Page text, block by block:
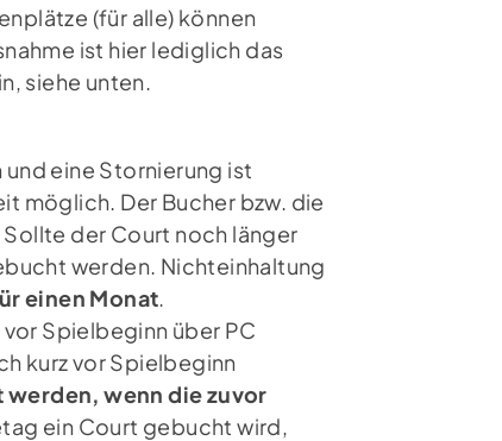
(für alle) können
ist hier lediglich das
siehe unten.
eine Stornierung ist
möglich. Der Bucher bzw. die
Sollte der Court noch länger
werden. Nichteinhaltung
einen Monat.
vor Spielbeginn über PC
kurz vor Spielbeginn
werden, wenn die zuvor
ein Court gebucht wird,
uns auf Instagram